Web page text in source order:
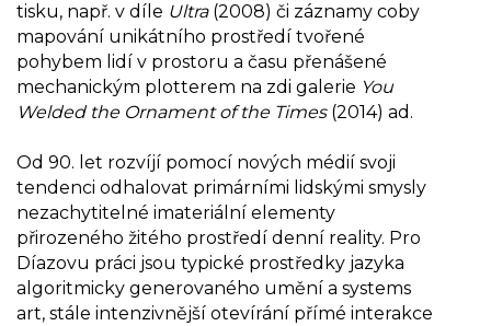
tisku, např. v díle Ultra(2008) či záznamy coby
mapování unikátního prostředí tvořené
pohybem lidí v prostoru a času přenášené
mechanickým plotterem na zdi galerie You
Welded the Ornament of the Times(2014) ad.
Od 90. let rozvíjí pomocí nových médií svoji
tendenci odhalovat primárními lidskými smysly
nezachytitelné imateriální elementy
přirozeného žitého prostředí denní reality. Pro
Díazovu práci jsou typické prostředky jazyka
algoritmicky generovaného umění a systems
art, stále intenzivnější otevírání přímé interakce